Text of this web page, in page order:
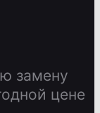
замену
цене